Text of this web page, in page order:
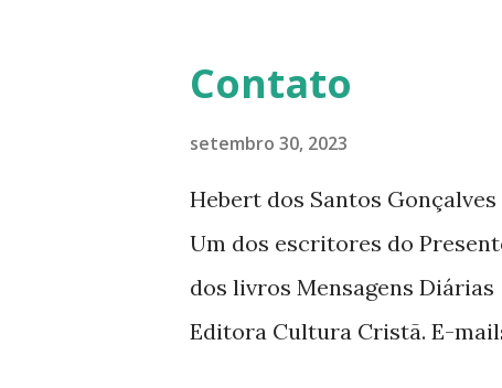
Contato
setembro 30, 2023
Hebert dos Santos
Um dos escritores do
dos livros Mensagens
Editora Cultura Cristã. E-